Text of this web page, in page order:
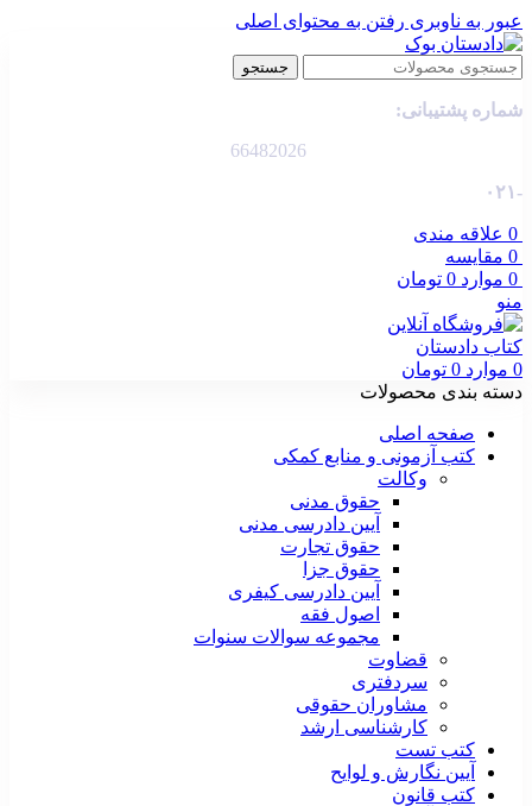
عبور به ناوبری رفتن به محتوای اصلی
جستجو
شماره پشتیبانی:
66482026
-۰۲۱
0 علاقه مندی
0 مقایسه
0 موارد 0 تومان
منو
0 موارد 0 تومان
دسته بندی محصولات
صفحه اصلی
کتب آزمونی و منابع کمکی
وکالت
حقوق مدنی
آیین دادرسی مدنی
حقوق تجارت
حقوق جزا
آیین دادرسی کیفری
اصول فقه
مجموعه سوالات سنوات
قضاوت
سردفتری
مشاوران حقوقی
کارشناسی ارشد
کتب تست
آیین نگارش و لوایح
کتب قانون